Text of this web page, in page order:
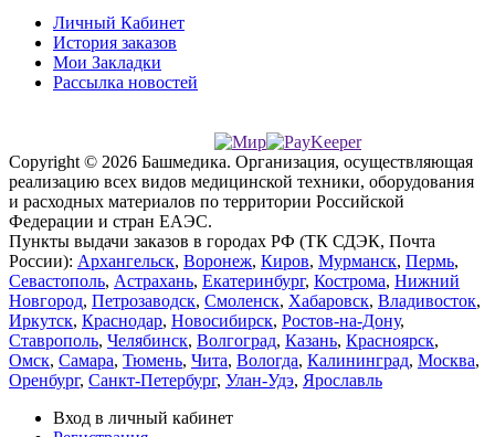
Личный Кабинет
История заказов
Мои Закладки
Рассылка новостей
Copyright © 2026 Башмедика. Организация, осуществляющая
реализацию всех видов медицинской техники, оборудования
и расходных материалов по территории Российской
Федерации и стран ЕАЭС.
Пункты выдачи заказов в городах РФ (ТК СДЭК, Почта
России): Архангельск, Воронеж, Киров, Мурманск, Пермь,
Севастополь, Астрахань, Екатеринбург, Кострома, Нижний
Новгород, Петрозаводск, Смоленск, Хабаровск, Владивосток,
Иркутск, Краснодар, Новосибирск, Ростов-на-Дону,
Ставрополь, Челябинск, Волгоград, Казань, Красноярск,
Омск, Самара, Тюмень, Чита, Вологда, Калининград, Москва,
Оренбург, Санкт-Петербург, Улан-Удэ, Ярославль
Вход в личный кабинет